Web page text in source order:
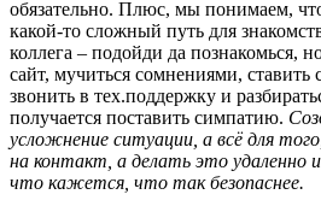
обязательно. Плюс, мы понимаем,
какой-то сложный путь для
коллега – подойди да познакомься,
сайт, мучиться сомнениями,
звонить в тех.поддержку и
получается поставить симпатию.
усложнение ситуации, а всё для
на контакт, а делать это удаленно
что кажется, что так безопаснее.